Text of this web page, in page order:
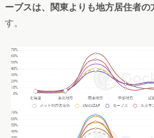
ーブスは、関東よりも地方居住者の
す。